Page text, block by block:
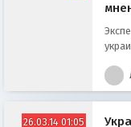
26.03.14 01:05